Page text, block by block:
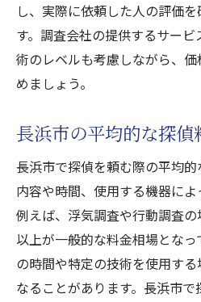
し、実際に依頼した人の評価
す。調査会社の提供するサー
術のレベルも考慮しながら、
めましょう。
長浜市の平均的な探偵
長浜市で探偵を頼む際の平均
内容や時間、使用する機器によ
例えば、浮気調査や行動調査
以上が一般的な料金相場とな
の時間や特定の技術を使用す
なることがあります。長浜市